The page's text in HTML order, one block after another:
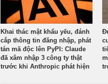
Khai thác mật khẩu yếu, đánh
cắp thông tin đăng nhập, phát
tán mã độc lên PyPI: Claude
đã xâm nhập 3 công ty thật
trước khi Anthropic phát hiện